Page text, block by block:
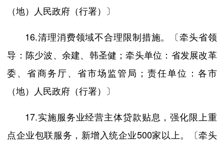
（地）人民政府（行署）〕
16.清理消费领域不合理限制措施。〔牵头省领
导：陈少波、余建、韩圣健；牵头单位：省发展改革
委、省商务厅、省市场监管局；责任单位：各市
（地）人民政府（行署）〕
17.实施服务业经营主体贷款贴息，强化限上重
点企业包联服务，新增入统企业500家以上。〔牵头